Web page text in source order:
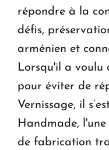
répondre à la
défis,
arménien et
Lorsqu'il a voulu
pour éviter de
Vernissage, il
Handmade,
de fabrication